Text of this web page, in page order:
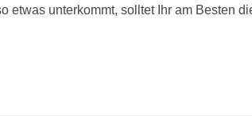
etwas unterkommt, solltet Ihr am Besten